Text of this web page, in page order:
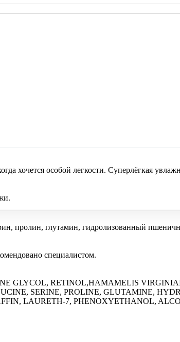
хочется особой легкости. Суперлёгкая
пролин, глутамин, гидролизованный
специалистом.
GLYCOL, RETINOL,HAMAMELIS
SERINE, PROLINE, GLUTAMINE,
LAURETH-7, PHENOXYETHANOL,